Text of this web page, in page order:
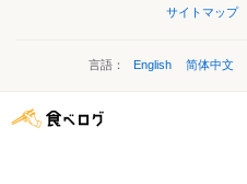
サイトマップ
言語： English 简体中文